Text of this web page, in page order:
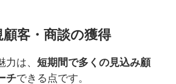
客・商談の獲得
は、 短期間で多くの見込み顧
チできる点です。